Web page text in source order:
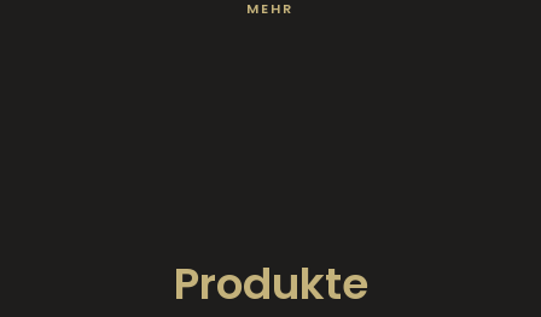
MEHR
Produkte